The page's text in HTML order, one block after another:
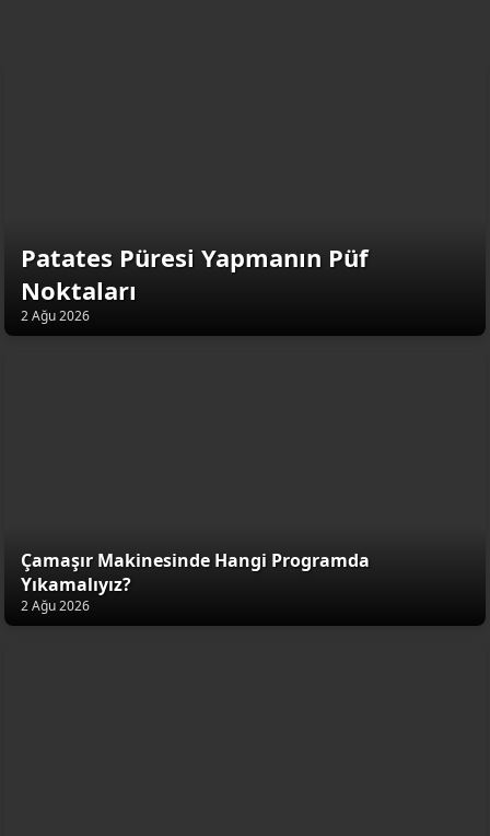
Patates Püresi Yapmanın Püf
Noktaları
2 Ağu 2026
Çamaşır Makinesinde Hangi Programda
Yıkamalıyız?
2 Ağu 2026